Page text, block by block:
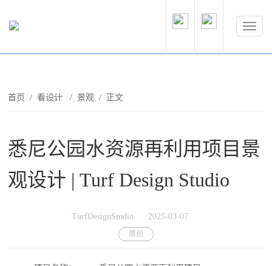
首页 /看设计 / 景观 / 正文
悉尼公园水资源再利用项目景
观设计 | Turf Design Studio
TurfDesignStudio 2025-03-07
原创